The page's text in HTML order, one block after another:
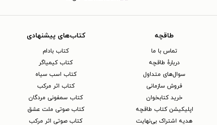
طاقچه
تماس با ما
دربارهٔ طاقچه
سوال‌های متداول
فروش سازمانی
خرید کتابخوان
اپلیکیشن کتاب طاقچه
هدیه اشتراک بی‌نهایت
کتاب‌های پیشنهادی
کتاب بادام
کتاب کیمیاگر
کتاب اسب سیاه
کتاب اثر مرکب
کتاب سمفونی مردگان
کتاب صوتی ملت عشق
کتاب صوتی اثر مرکب